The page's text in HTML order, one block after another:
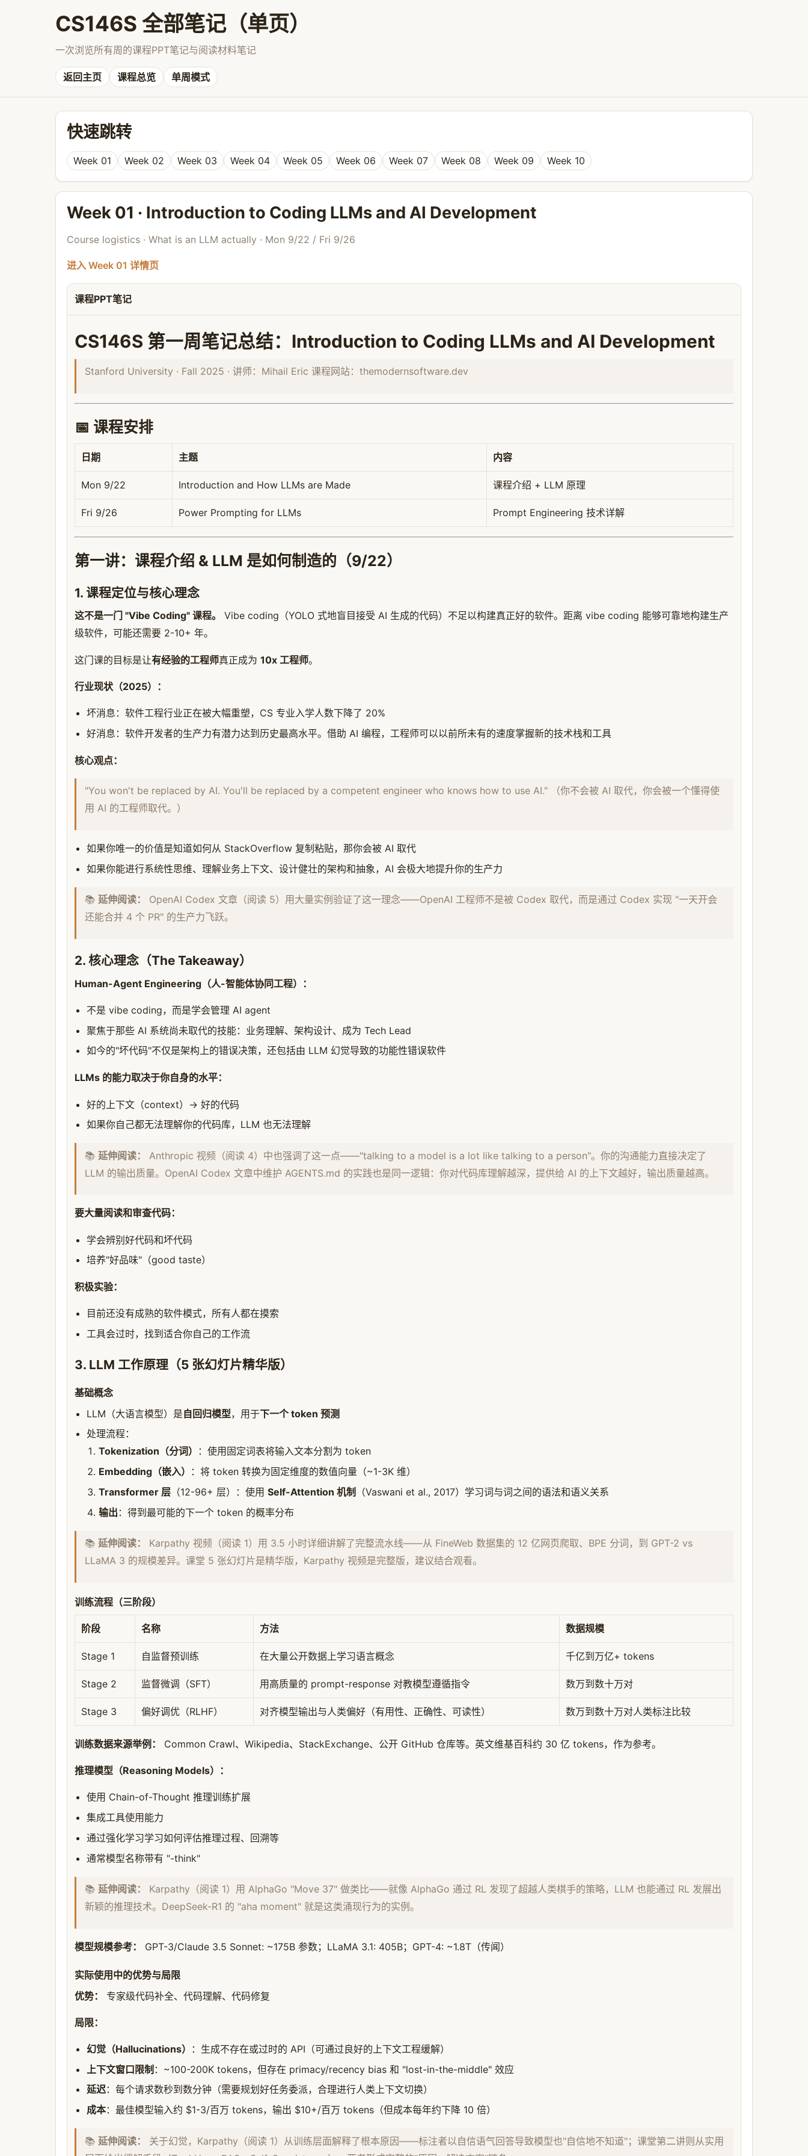
CS146S 全部笔记（单页）
一次浏览所有周的课程PPT笔记与阅读材料笔记
返回主页 课程总览 单周模式
快速跳转
Week 01 Week 02 Week 03 Week 04 Week 05 Week 06 Week 07 Week 08 Week 09 Week 10
Week 01 · Introduction to Coding LLMs and AI Development
Course logistics · What is an LLM actually · Mon 9/22 / Fri 9/26
进入 Week 01 详情页
课程PPT笔记
CS146S 第一周笔记总结：Introduction to Coding LLMs and AI Development
Stanford University · Fall 2025 · 讲师：Mihail Eric 课程网站：themodernsoftware.dev
📅 课程安排
日期 主题 内容
Mon 9/22 Introduction and How LLMs are Made 课程介绍 + LLM 原理
Fri 9/26 Power Prompting for LLMs Prompt Engineering 技术详解
第一讲：课程介绍 & LLM 是如何制造的（9/22）
1. 课程定位与核心理念
这不是一门 "Vibe Coding" 课程。
Vibe coding（YOLO 式地盲目接受 AI 生成的代码）不足以构建真正好的软件。距离 vibe coding 能够可靠地构建生产
级软件，可能还需要 2-10+ 年。
这门课的目标是让有经验的工程师真正成为 10x 工程师。
行业现状（2025）：
坏消息：软件工程行业正在被大幅重塑，CS 专业入学人数下降了 20%
好消息：软件开发者的生产力有潜力达到历史最高水平。借助 AI 编程，工程师可以以前所未有的速度掌握新的技术栈和工具
核心观点：
"You won't be replaced by AI. You'll be replaced by a competent engineer who knows how to use AI." （你不会被 AI 取代，你会被一个懂得使
用 AI 的工程师取代。）
如果你唯一的价值是知道如何从 StackOverflow 复制粘贴，那你会被 AI 取代
如果你能进行系统性思维、理解业务上下文、设计健壮的架构和抽象，AI 会极大地提升你的生产力
📚延伸阅读：
OpenAI Codex 文章（阅读 5）用大量实例验证了这一理念——OpenAI 工程师不是被 Codex 取代，而是通过 Codex 实现 "一天开会
还能合并 4 个 PR" 的生产力飞跃。
2. 核心理念（The Takeaway）
Human-Agent Engineering（人-智能体协同工程）：
不是 vibe coding，而是学会管理 AI agent
聚焦于那些 AI 系统尚未取代的技能：业务理解、架构设计、成为 Tech Lead
如今的"坏代码"不仅是架构上的错误决策，还包括由 LLM 幻觉导致的功能性错误软件
LLMs 的能力取决于你自身的水平：
好的上下文（context）→ 好的代码
如果你自己都无法理解你的代码库，LLM 也无法理解
📚延伸阅读：
Anthropic 视频（阅读 4）中也强调了这一点——"talking to a model is a lot like talking to a person"。你的沟通能力直接决定了
LLM 的输出质量。OpenAI Codex 文章中维护 AGENTS.md 的实践也是同一逻辑：你对代码库理解越深，提供给 AI 的上下文越好，输出质量越高。
要大量阅读和审查代码：
学会辨别好代码和坏代码
培养"好品味"（good taste）
积极实验：
目前还没有成熟的软件模式，所有人都在摸索
工具会过时，找到适合你自己的工作流
3. LLM 工作原理（5 张幻灯片精华版）
基础概念
LLM（大语言模型）是自回归模型，用于下一个 token 预测
处理流程：
Tokenization（分词）
：使用固定词表将输入文本分割为 token
Embedding（嵌入）
：将 token 转换为固定维度的数值向量（~1-3K 维）
Transformer 层 （12-96+ 层）：使用 Self-Attention 机制
（Vaswani et al., 2017）学习词与词之间的语法和语义关系
输出 ：得到最可能的下一个 token 的概率分布
📚延伸阅读：
Karpathy 视频（阅读 1）用 3.5 小时详细讲解了完整流水线——从 FineWeb 数据集的 12 亿网页爬取、BPE 分词，到 GPT-2 vs
LLaMA 3 的规模差异。课堂 5 张幻灯片是精华版，Karpathy 视频是完整版，建议结合观看。
训练流程（三阶段）
阶段 名称 方法 数据规模
Stage 1 自监督预训练 在大量公开数据上学习语言概念 千亿到万亿+ tokens
Stage 2 监督微调（SFT） 用高质量的 prompt-response 对教模型遵循指令 数万到数十万对
Stage 3 偏好调优（RLHF） 对齐模型输出与人类偏好（有用性、正确性、可读性） 数万到数十万对人类标注比较
训练数据来源举例： Common Crawl、Wikipedia、StackExchange、公开 GitHub 仓库等。英文维基百科约 30 亿 tokens，作为参考。
推理模型（Reasoning Models）：
使用 Chain-of-Thought 推理训练扩展
集成工具使用能力
通过强化学习学习如何评估推理过程、回溯等
通常模型名称带有 "-think"
📚延伸阅读：
Karpathy（阅读 1）用 AlphaGo "Move 37" 做类比——就像 AlphaGo 通过 RL 发现了超越人类棋手的策略，LLM 也能通过 RL 发展出
新颖的推理技术。DeepSeek-R1 的 "aha moment" 就是这类涌现行为的实例。
模型规模参考： GPT-3/Claude 3.5 Sonnet: ~175B 参数；LLaMA 3.1: 405B；GPT-4: ~1.8T（传闻）
实际使用中的优势与局限
优势：
专家级代码补全、代码理解、代码修复
局限：
幻觉（Hallucinations）
：生成不存在或过时的 API（可通过良好的上下文工程缓解）
上下文窗口限制 ：~100-200K tokens，但存在 primacy/recency bias 和 "lost-in-the-middle" 效应
延迟：每个请求数秒到数分钟（需要规划好任务委派，合理进行人类上下文切换）
成本：最佳模型输入约 $1-3/百万 tokens，输出 $10+/百万 tokens（但成本每年约下降 10 倍）
📚延伸阅读：
关于幻觉，Karpathy（阅读 1）从训练层面解释了根本原因——标注者以自信语气回答导致模型也"自信地不知道"；课堂第二讲则从实用